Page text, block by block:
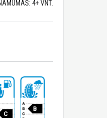
4+ VNT.
C
B